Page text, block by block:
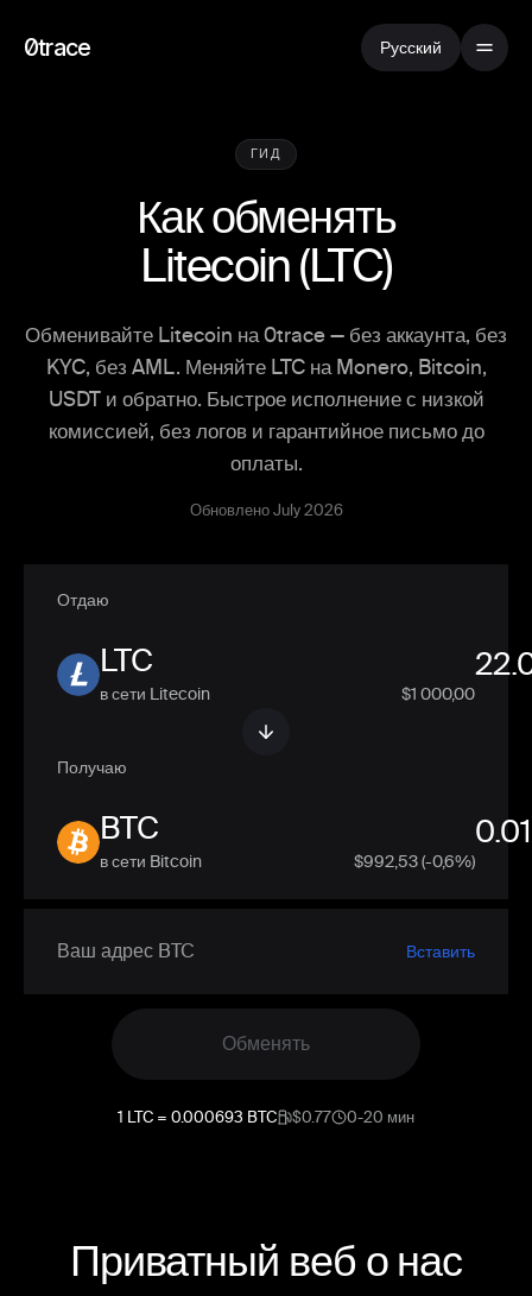
0trace Русский
ГИД
Как обменять
Litecoin(LTC)
Обменивайте Litecoin на 0trace — без аккаунта, без
KYC, без AML. Меняйте LTC на Monero, Bitcoin,
USDT и обратно. Быстрое исполнение с низкой
комиссией, без логов и гарантийное письмо до
оплаты.
Обновлено July 2026
Отдаю
LTC
в сети Litecoin $1 000,00
Получаю
BTC
в сети Bitcoin $992,53(-0,6%)
Вставить
Обменять
1 LTC = 0.000693 BTC $0.77 0-20 мин
Приватный веб о нас